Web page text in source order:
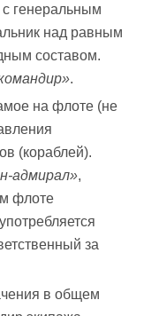
генеральным
над равным
составом.
.
на флоте (не
(кораблей).
адмирал»,
флоте
за
в общем